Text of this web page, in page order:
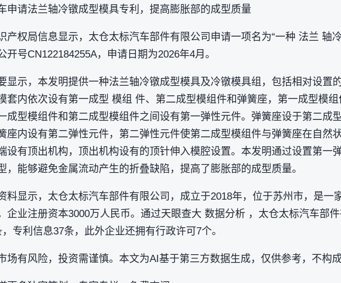
申请法兰轴冷镦成型模具专利，提高膨胀部的成型质量
产权局信息显示，太仓太标汽车部件有限公司申请一项名为“一种 法兰 轴
开号CN122184255A，申请日期为2026年4月。
显示，本发明提供一种法兰轴冷镦成型模具及冷镦模具组，包括相对设置
套内依次设有第一成型 模组 件、第二成型模组件和弹簧座，第一成型模
成型模组件和第二成型模组件之间设有第一弹性元件。弹簧座设于第二成
座内设有第二弹性元件，第二弹性元件使第二成型模组件与弹簧座在自然
设有顶出机构，顶出机构设有的顶针伸入模腔设置。本发明通过设置第一
，能够避免金属流动产生的折叠缺陷，提高了膨胀部的成型质量。
料显示，太仓太标汽车部件有限公司，成立于2018年，位于苏州市，是一
企业注册资本3000万人民币。通过天眼查大 数据分析 ，太仓太标汽车部
专利信息37条，此外企业还拥有行政许可7个。
场有风险，投资需谨慎。本文为AI基于第三方数据生成，仅供参考，不构成